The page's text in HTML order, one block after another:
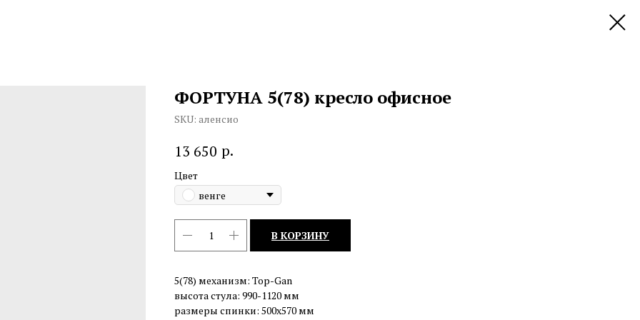
ФОРТУНА 5(78) кресло офисное
SKU: аленсио
13 650 р.
Цвет
венге
В КОРЗИНУ
5(78) механизм: Top-Gan
высота стула: 990-1120 мм
размеры спинки: 500х570 мм